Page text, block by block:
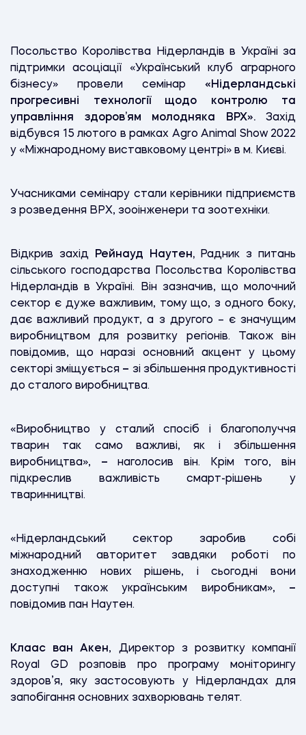
Посольство Королівства Нідерландів в Україні за
підтримки асоціації «Український клуб аграрного
бізнесу» провели семінар «Нідерландські
прогресивні технології щодо контролю та
управління здоров’ям молодняка ВРХ».Захід
відбувся 15 лютого в рамках Agro Animal Show 2022
у «Міжнародному виставковому центрі» в м. Києві.
Учасниками семінару стали керівники підприємств
з розведення ВРХ, зооінженери та зоотехніки.
Відкрив захід Рейнауд Наутен,
Радник з питань
сільського господарства Посольства Королівства
Нідерландів в Україні. Він зазначив, що молочний
сектор є дуже важливим, тому що, з одного боку,
дає важливий продукт, а з другого – є значущим
виробництвом для розвитку регіонів. Також він
повідомив, що наразі основний акцент у цьому
секторі зміщується – зі збільшення продуктивності
до сталого виробництва.
«Виробництво у сталий спосіб і благополуччя
тварин так само важливі, як і збільшення
виробництва», –наголосив він. Крім того, він
підкреслив важливість смарт-рішень у
тваринництві.
«Нідерландський сектор заробив собі
міжнародний авторитет завдяки роботі по
знаходженню нових рішень, і сьогодні вони
доступні також українським виробникам», –
повідомив пан Наутен.
Клаас ван Акен, Директор з розвитку компанії
Royal GD розповів про програму моніторингу
здоров’я, яку застосовують у Нідерландах для
запобігання основних захворювань телят.